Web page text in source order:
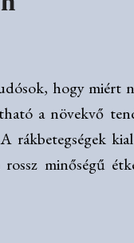
hogy miért
a növekvő
minőségű